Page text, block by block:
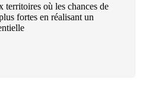
territoires où les chances de
fortes en réalisant un